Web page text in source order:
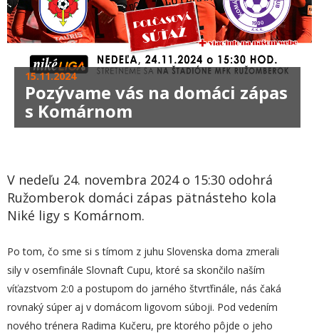
15.11.2024
Pozývame vás na domáci zápas
s Komárnom
V nedeľu 24. novembra 2024 o 15:30 odohrá
Ružomberok domáci zápas pätnásteho kola
Niké ligy s Komárnom.
Po tom, čo sme si s tímom z juhu Slovenska doma zmerali
sily v osemfinále Slovnaft Cupu, ktoré sa skončilo naším
víťazstvom 2:0 a postupom do jarného štvrťfinále, nás čaká
rovnaký súper aj v domácom ligovom súboji. Pod vedením
nového trénera Radima Kučeru, pre ktorého pôjde o jeho